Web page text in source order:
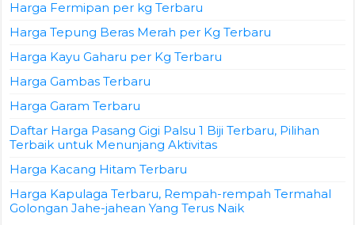
Harga Fermipan per kg Terbaru
Harga Tepung Beras Merah per Kg Terbaru
Harga Kayu Gaharu per Kg Terbaru
Harga Gambas Terbaru
Harga Garam Terbaru
Daftar Harga Pasang Gigi Palsu 1 Biji Terbaru, Pilihan
Terbaik untuk Menunjang Aktivitas
Harga Kacang Hitam Terbaru
Harga Kapulaga Terbaru, Rempah-rempah Termahal
Golongan Jahe-jahean Yang Terus Naik